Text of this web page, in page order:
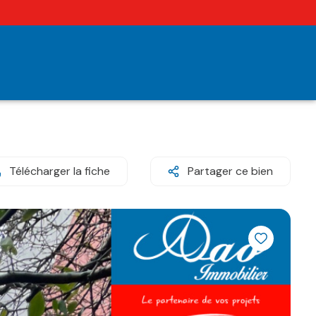
Télécharger la fiche Partager ce bien